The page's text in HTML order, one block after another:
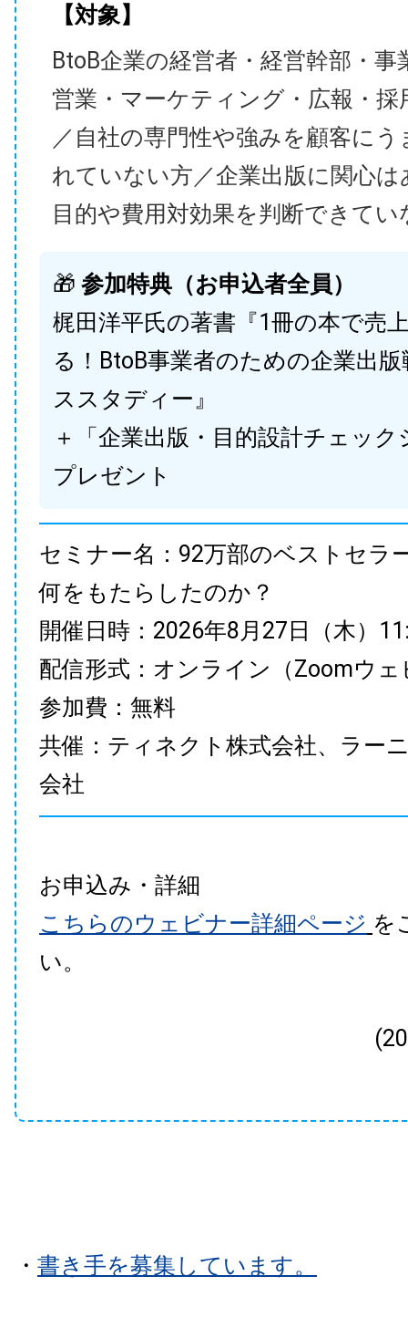
【対象】
BtoB企業の経営者・経営幹部・事
営業・マーケティング・広報・採
／自社の専門性や強みを顧客に
れていない方／企業出版に関心
目的や費用対効果を判断できてい
🎁 参加特典（お申込者全員）
梶田洋平氏の著書『1冊の本で売
る！BtoB事業者のための企業出
ススタディー』
＋「企業出版・目的設計チェック
プレゼント
セミナー名：92万部のベストセラ
何をもたらしたのか？
開催日時：2026年8月27日（木）
配信形式：オンライン（Zoomウェ
参加費：無料
共催：ティネクト株式会社、ラー
会社
お申込み・詳細
こちらのウェビナー詳細ページ を
い。
・ 書き手を募集しています。